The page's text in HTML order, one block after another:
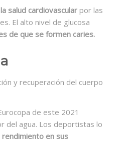
salud cardiovascular por las
El alto nivel de glucosa
de que se formen caries.
y recuperación del cuerpo
de este 2021
del agua. Los deportistas lo
en sus